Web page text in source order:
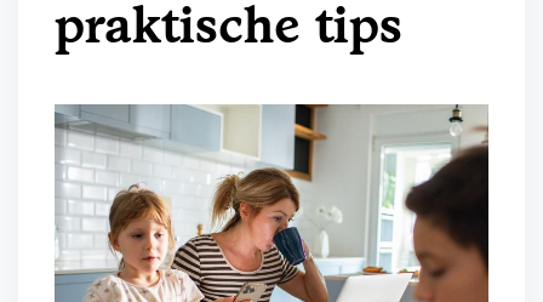
Mantelzorg aan huis
Maaltijdondersteuning
Mantelzorger van de zaak
Flexibel inzetbaar
Snel geregeld
praktische tips